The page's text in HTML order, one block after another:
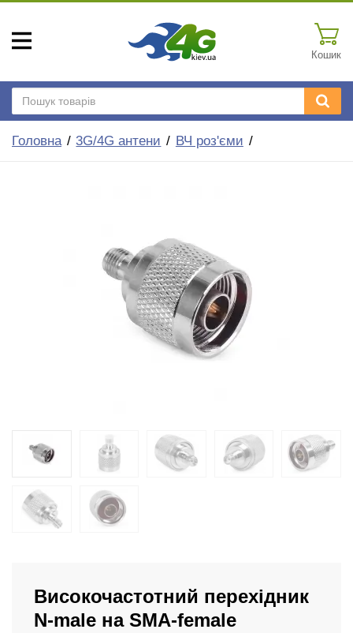
Кошик
Головна 3G/4G антени ВЧ роз'єми
Високочастотний перехідник
N-male на SMA-female